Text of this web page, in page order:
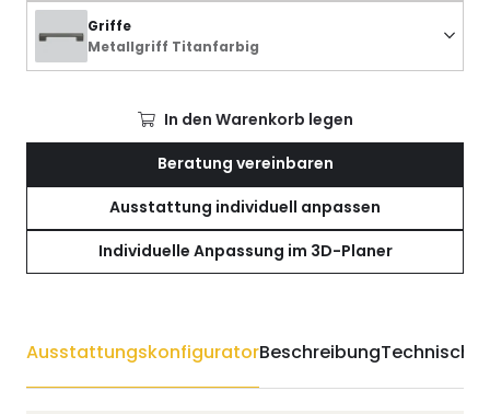
Griffe
Metallgriff Titanfarbig
In den Warenkorb legen
Beratung vereinbaren
Ausstattung individuell anpassen
Individuelle Anpassung im 3D-Planer
AusstattungskonfiguratorBeschreibungTechnische